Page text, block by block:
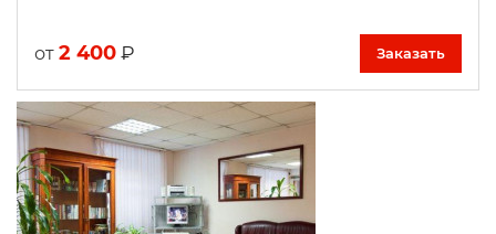
от 2 400 ₽ Заказать